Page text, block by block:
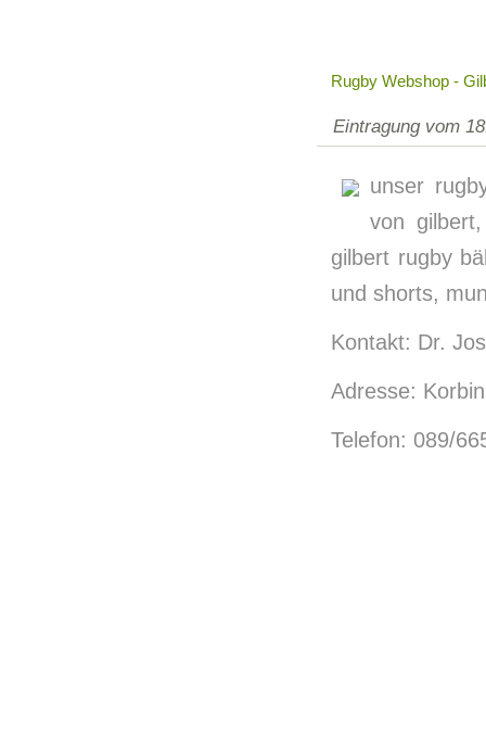
Rugby Webshop -
Eintragung vom
unser
von
gilbert rugby
und shorts,
Kontakt: Dr.
Adresse:
Telefon: 089/